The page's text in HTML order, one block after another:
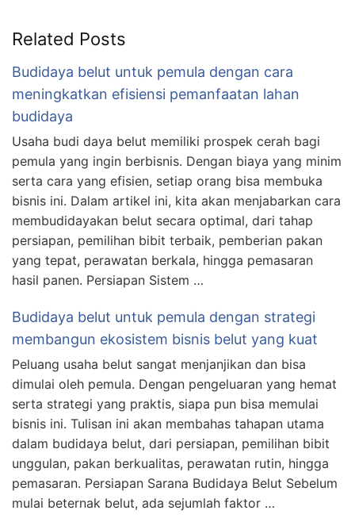
Related Posts
Budidaya belut untuk pemula dengan cara
meningkatkan efisiensi pemanfaatan lahan
budidaya
Usaha budi daya belut memiliki prospek cerah bagi
pemula yang ingin berbisnis. Dengan biaya yang minim
serta cara yang efisien, setiap orang bisa membuka
bisnis ini. Dalam artikel ini, kita akan menjabarkan cara
membudidayakan belut secara optimal, dari tahap
persiapan, pemilihan bibit terbaik, pemberian pakan
yang tepat, perawatan berkala, hingga pemasaran
hasil panen. Persiapan Sistem …
Budidaya belut untuk pemula dengan strategi
membangun ekosistem bisnis belut yang kuat
Peluang usaha belut sangat menjanjikan dan bisa
dimulai oleh pemula. Dengan pengeluaran yang hemat
serta strategi yang praktis, siapa pun bisa memulai
bisnis ini. Tulisan ini akan membahas tahapan utama
dalam budidaya belut, dari persiapan, pemilihan bibit
unggulan, pakan berkualitas, perawatan rutin, hingga
pemasaran. Persiapan Sarana Budidaya Belut Sebelum
mulai beternak belut, ada sejumlah faktor …